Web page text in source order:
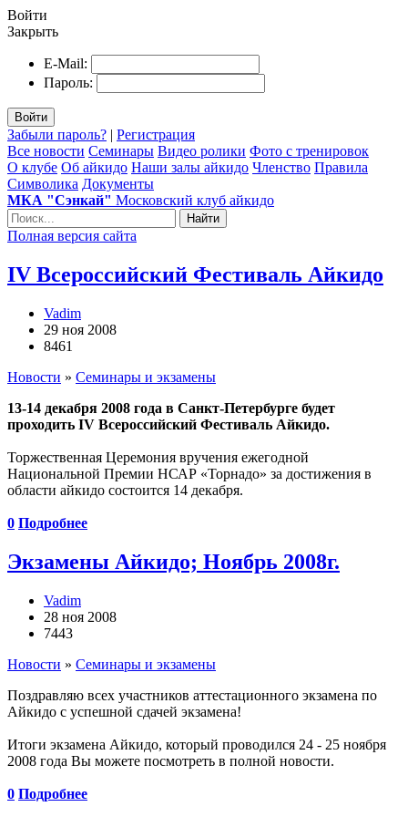
Войти
Закрыть
E-Mail:
Пароль:
Войти
Забыли пароль? | Регистрация
Все новости Семинары Видео ролики Фото с тренировок
О клубе Об айкидо Наши залы айкидо Членство Правила
Символика Документы
МКА "Сэнкай" Московский клуб айкидо
Найти
Полная версия сайта
IV Всероссийский Фестиваль Айкидо
Vadim
29 ноя 2008
8461
Новости » Семинары и экзамены
13-14 декабря 2008 года в Санкт-Петербурге будет
проходить IV Всероссийский Фестиваль Айкидо.
Торжественная Церемония вручения ежегодной
Национальной Премии НСАР «Торнадо» за достижения в
области айкидо состоится 14 декабря.
0 Подробнее
Экзамены Айкидо; Ноябрь 2008г.
Vadim
28 ноя 2008
7443
Новости » Семинары и экзамены
Поздравляю всех участников аттестационного экзамена по
Айкидо с успешной сдачей экзамена!
Итоги экзамена Айкидо, который проводился 24 - 25 ноября
2008 года Вы можете посмотреть в полной новости.
0 Подробнее